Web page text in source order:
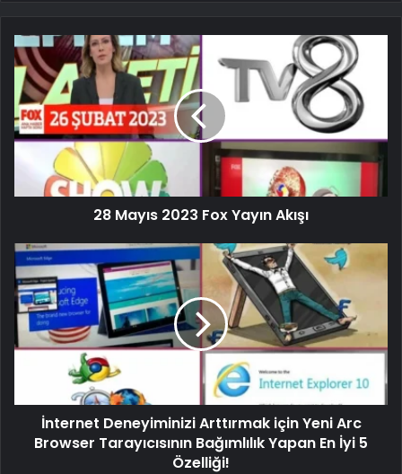
28 Mayıs 2023 Fox Yayın Akışı
İnternet Deneyiminizi Arttırmak için Yeni Arc
Browser Tarayıcısının Bağımlılık Yapan En İyi 5
Özelliği!